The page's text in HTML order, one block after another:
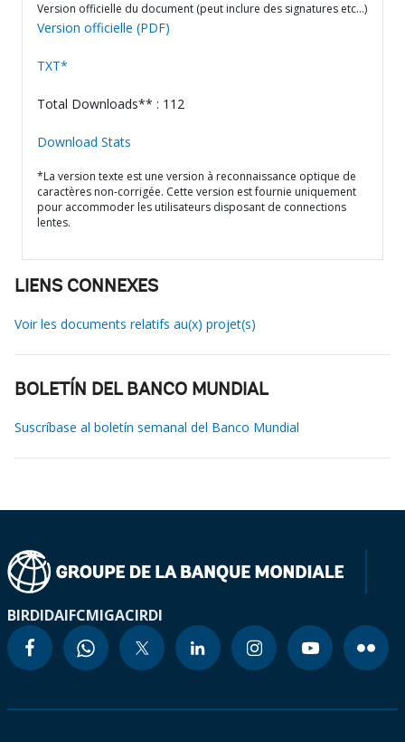
Version officielle du document (peut inclure des signatures etc…)
Version officielle (PDF)
TXT*
Total Downloads** : 112
Download Stats
*La version texte est une version à reconnaissance optique de
caractères non-corrigée. Cette version est fournie uniquement
pour accommoder les utilisateurs disposant de connections
lentes.
LIENS CONNEXES
Voir les documents relatifs au(x) projet(s)
BOLETÍN DEL BANCO MUNDIAL
Suscríbase al boletín semanal del Banco Mundial
BIRDIDAIFCMIGACIRDI